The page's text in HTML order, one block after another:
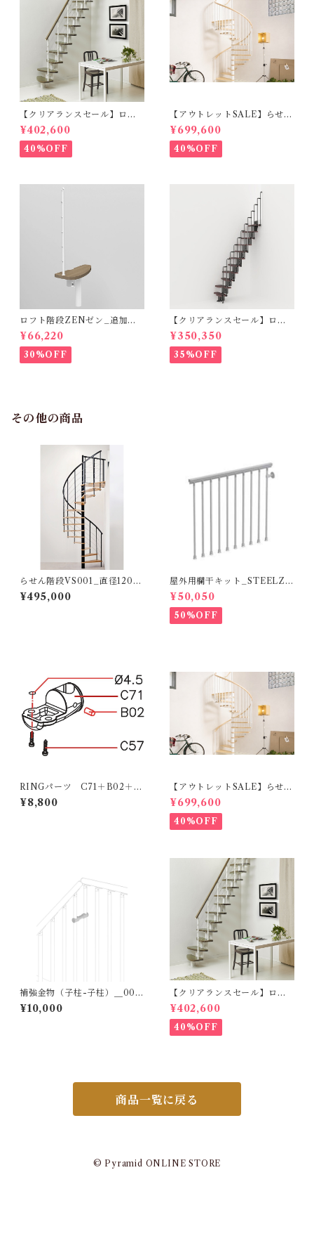
【クリアランスセール】ロフ
ト階段ZEN_ハバナダーク
（標準キット）
¥402,600
40%OFF
【アウトレットSALE】らせん
階段RING_φ178cm（標準キ
ット）ホワイト＆ライト
¥699,600
40%OFF
ロフト階段ZENゼン_追加ス
テップ_ハバナダーク（オプシ
ョン）
¥66,220
30%OFF
【クリアランスセール】ロフ
ト階段 KARINAカリーナ（標
準キット）
¥350,350
35%OFF
その他の商品
らせん階段VS001_直径120㎝
_ブラックxナチュラル
¥495,000
屋外用欄干キット_STEELZI
NK
¥50,050
50%OFF
RINGパーツ C71＋B02＋C
57 x4組
¥8,800
【アウトレットSALE】らせん
階段RING_φ178cm（標準キ
ット）ホワイト＆ライト
¥699,600
40%OFF
補強金物（子柱-子柱）＿001
ミニ、002ホーラ、003メタ
ル、006ノック、007テクラ、
¥10,000
【クリアランスセール】ロフ
ト階段ZEN_ハバナダーク
（標準キット）
¥402,600
40%OFF
商品一覧に戻る
© Pyramid ONLINE STORE